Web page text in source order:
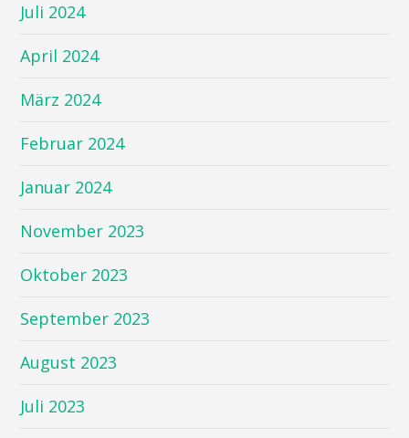
Juli 2024
April 2024
März 2024
Februar 2024
Januar 2024
November 2023
Oktober 2023
September 2023
August 2023
Juli 2023